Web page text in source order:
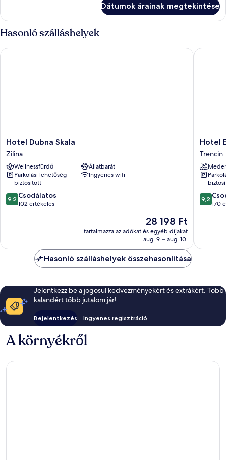
méretű)
franciaágy
(High
Floor)
(extra
franciaágy
Floor)
Dátumok árainak megtekintése
Hasonló szálláshelyek
Hotel
Dubna
Skala
Zilina
Hotel Dubna Skala
Zilina
Wellnessfürdő
Állatbarát
Parkolási lehetőség
biztosított
Ingyenes wifi
9.2
ennyiből:
9,2 Csodálatos
102 értékelés
Az
ár
28 198 Ft
28 198 Ft
tartalmazza az adókat és egyéb díjakat
aug. 9. – aug. 10.
Hotel Dubna Skala
Hotel
Trencin
Hotel
Trencin
9.2
9,2
170
Hotel
Hasonló szálláshelyek összehasonlítása
Jelentkezz be a jogosul kedvezményekért és extrákért. Több
kalandért több jutalom jár!
Bejelentkezés Ingyenes regisztráció
A környékről